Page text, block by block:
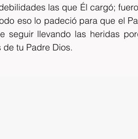
las que Él cargó;
eso lo padeció para que el
seguir llevando las heridas
de tu Padre Dios.